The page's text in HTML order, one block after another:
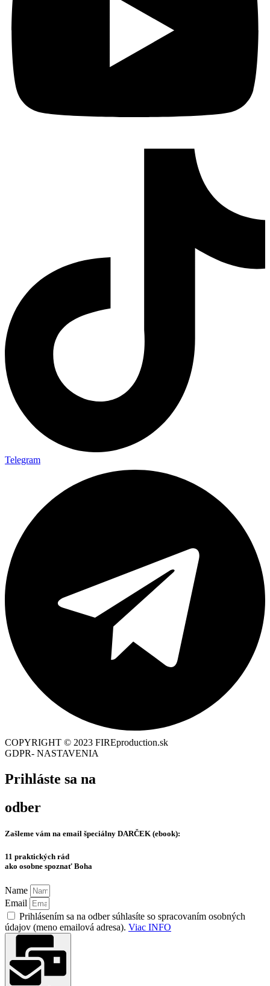
Telegram
COPYRIGHT © 2023 FIREproduction.sk
GDPR- NASTAVENIA
Prihláste sa na
odber
Zašleme vám na email špeciálny DARČEK (ebook):
11 praktických rád
ako osobne spoznať Boha
Name
Email
Prihlásením sa na odber súhlasíte so spracovaním osobných
údajov (meno emailová adresa). Viac INFO